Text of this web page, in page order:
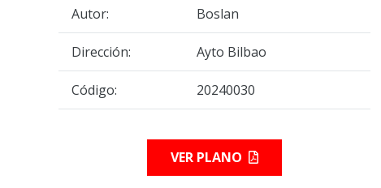
Autor: Boslan
Dirección: Ayto Bilbao
Código: 20240030
VER PLANO